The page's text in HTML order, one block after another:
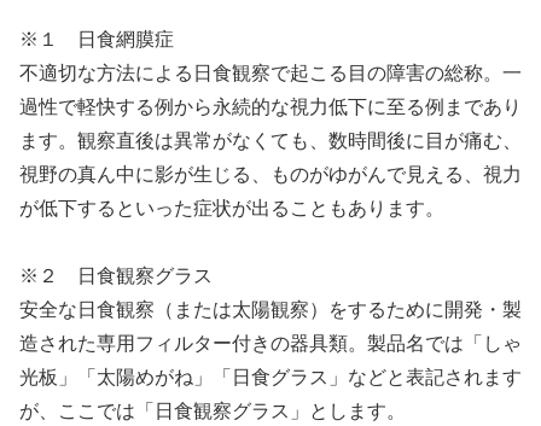
※１ 日食網膜症
不適切な方法による日食観察で起こる目の障害の総称。一
過性で軽快する例から永続的な視力低下に至る例まであり
ます。観察直後は異常がなくても、数時間後に目が痛む、
視野の真ん中に影が生じる、ものがゆがんで見える、視力
が低下するといった症状が出ることもあります。
※２ 日食観察グラス
安全な日食観察（または太陽観察）をするために開発・製
造された専用フィルター付きの器具類。製品名では「しゃ
光板」「太陽めがね」「日食グラス」などと表記されます
が、ここでは「日食観察グラス」とします。